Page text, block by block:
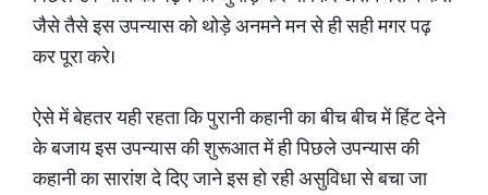
जैसे तैसे इस उपन्यास को थोड़े अनमने मन से ही सही मगर पढ़
कर पूरा करे।
ऐसे में बेहतर यही रहता कि पुरानी कहानी का बीच बीच में हिंट देने
के बजाय इस उपन्यास की शुरूआत में ही पिछले उपन्यास की
कहानी का सारांश दे दिए जाने इस हो रही असुविधा से बचा जा